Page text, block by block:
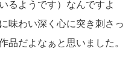
るようです）なんですよ
味わい深く心に突き刺さっ
品だよなぁと思いました。